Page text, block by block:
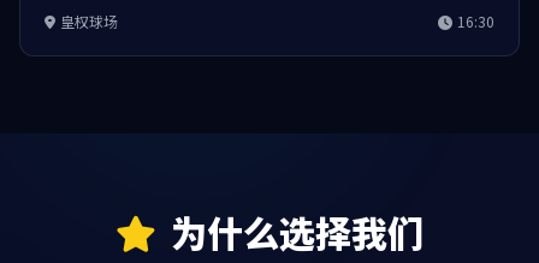
皇权球场 16:30
为什么选择我们